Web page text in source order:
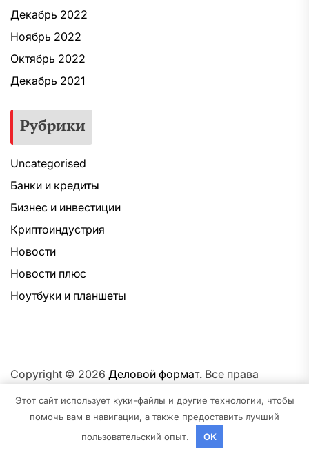
Декабрь 2022
Ноябрь 2022
Октябрь 2022
Декабрь 2021
Рубрики
Uncategorised
Банки и кредиты
Бизнес и инвестиции
Криптоиндустрия
Новости
Новости плюс
Ноутбуки и планшеты
Copyright © 2026 Деловой формат. Все права
платформеWordPress.
Этот сайт использует куки-файлы и другие технологии, чтобы
помочь вам в навигации, а также предоставить лучший
пользовательский опыт.
OK